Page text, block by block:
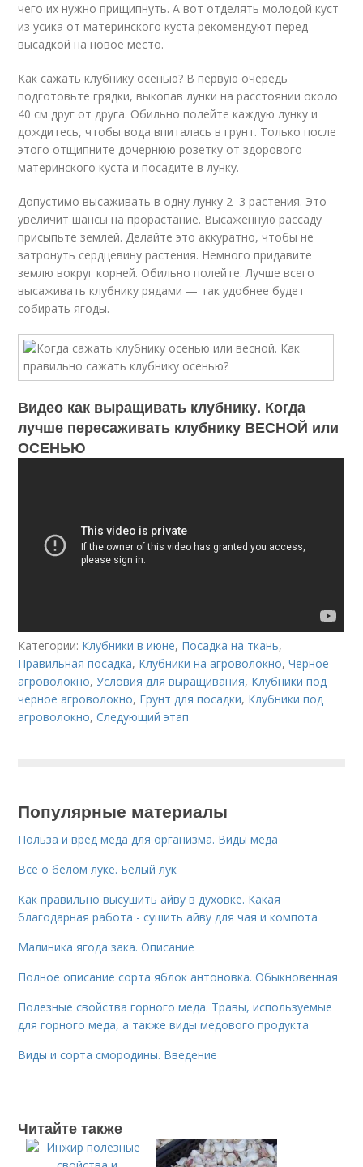
чего их нужно прищипнуть. А вот отделять молодой куст
из усика от материнского куста рекомендуют перед
высадкой на новое место.
Как сажать клубнику осенью? В первую очередь
подготовьте грядки, выкопав лунки на расстоянии около
40 см друг от друга. Обильно полейте каждую лунку и
дождитесь, чтобы вода впиталась в грунт. Только после
этого отщипните дочернюю розетку от здорового
материнского куста и посадите в лунку.
Допустимо высаживать в одну лунку 2–3 растения. Это
увеличит шансы на прорастание. Высаженную рассаду
присыпьте землей. Делайте это аккуратно, чтобы не
затронуть сердцевину растения. Немного придавите
землю вокруг корней. Обильно полейте. Лучше всего
высаживать клубнику рядами — так удобнее будет
собирать ягоды.
Видео как выращивать клубнику. Когда
лучше пересаживать клубнику ВЕСНОЙ или
ОСЕНЬЮ
Категории: Клубники в июне, Посадка на ткань,
Правильная посадка, Клубники на агроволокно,Черное
агроволокно,Условия для выращивания, Клубники под
черное агроволокно, Грунт для посадки, Клубники под
агроволокно,Следующий этап
Популярные материалы
Польза и вред меда для организма. Виды мёда
Все о белом луке. Белый лук
Как правильно высушить айву в духовке. Какая
благодарная работа - сушить айву для чая и компота
Малиника ягода зака. Описание
Полное описание сорта яблок антоновка. Обыкновенная
Полезные свойства горного меда. Травы, используемые
для горного меда, а также виды медового продукта
Виды и сорта смородины. Введение
Читайте также